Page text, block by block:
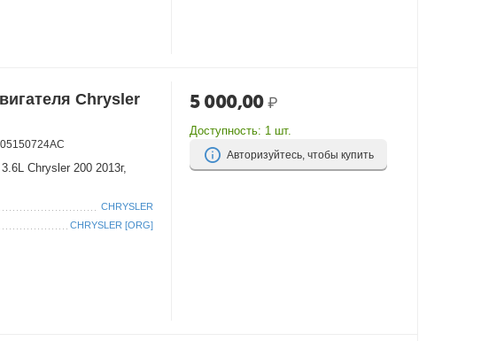
Chrysler
Chrysler 200 2013г,
CHRYSLER
CHRYSLER [ORG]
5 000,00 ₽
Доступность: 1 шт.
Авторизуйтесь, чтобы купить